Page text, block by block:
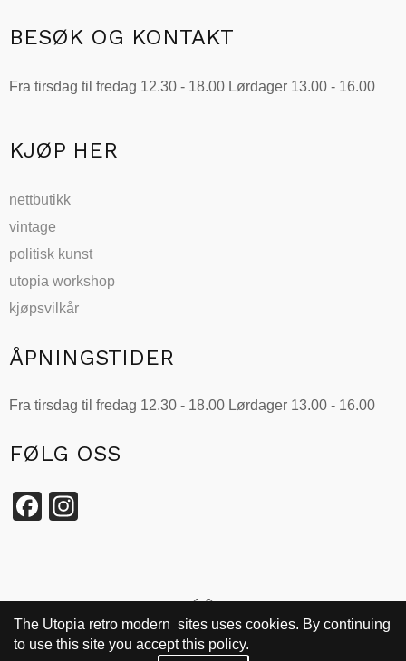
BESØK OG KONTAKT
Fra tirsdag til fredag 12.30 - 18.00 Lørdager 13.00 - 16.00
KJØP HER
nettbutikk
vintage
politisk kunst
utopia workshop
kjøpsvilkår
ÅPNINGSTIDER
Fra tirsdag til fredag 12.30 - 18.00 Lørdager 13.00 - 16.00
FØLG OSS
Facebook
The Utopia retro modern sites uses cookies. By continuing
to use this site you accept this policy.